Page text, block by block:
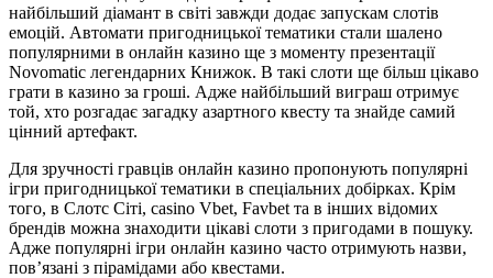
найбільший діамант в світі завжди додає запускам слотів
емоцій. Автомати пригодницької тематики стали шалено
популярними в онлайн казино ще з моменту презентації
Novomatic легендарних Книжок. В такі слоти ще більш цікаво
грати в казино за гроші. Адже найбільший виграш отримує
той, хто розгадає загадку азартного квесту та знайде самий
цінний артефакт.
Для зручності гравців онлайн казино пропонують популярні
ігри пригодницької тематики в спеціальних добірках. Крім
того, в Слотс Сіті, casino Vbet, Favbet та в інших відомих
брендів можна знаходити цікаві слоти з пригодами в пошуку.
Адже популярні ігри онлайн казино часто отримують назви,
пов’язані з пірамідами або квестами.